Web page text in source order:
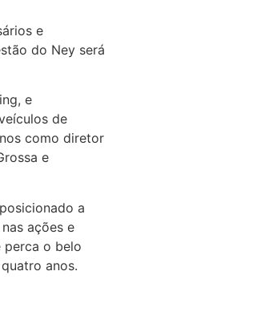
e
do Ney será
e
de
como diretor
e
a
ações e
perca o belo
anos.